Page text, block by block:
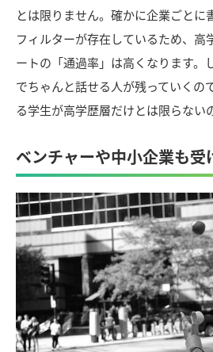
とは限りません。確かに企業ごとに
フィルターが存在しているため、高
ートの「通過率」は高くなります。
でちゃんと話せる人が残っていくの
る学生が高学歴層だけとは限らない
ベンチャーや中小企業も受